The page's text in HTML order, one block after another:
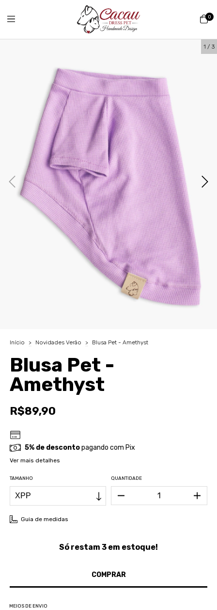
0
1 / 3
Início > Novidades Verão > Blusa Pet - Amethyst
Blusa Pet -
Amethyst
R$89,90
5% de descontopagando com Pix
Ver mais detalhes
TAMANHO QUANTIDADE
Guia de medidas
Só restam 3 em estoque!
MEIOS DE ENVIO